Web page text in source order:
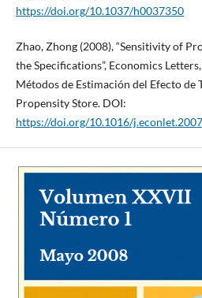
https://doi.org/10.1037/h0037350
Zhao, Zhong (2008), “Sensitivity of
the Specifications”, Economics
Métodos de Estimación del Efecto de
Propensity Store. DOI:
https://doi.org/10.1016/